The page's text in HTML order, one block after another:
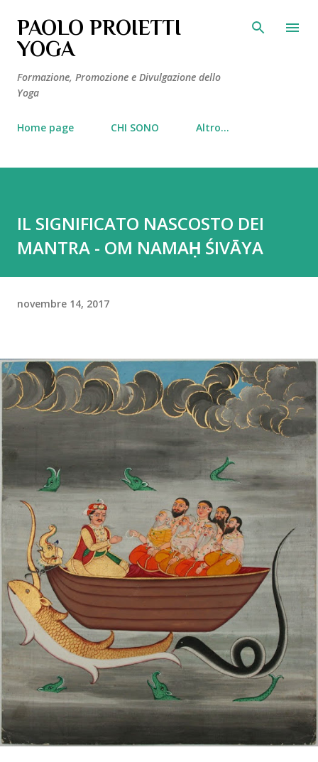
Passa ai contenuti principali
PAOLO PROIETTI
YOGA
Formazione, Promozione e Divulgazione dello
Yoga
Home page CHI SONO Altro…
IL SIGNIFICATO NASCOSTO DEI
MANTRA - OM NAMAḤ ŚIVĀYA
novembre 14, 2017